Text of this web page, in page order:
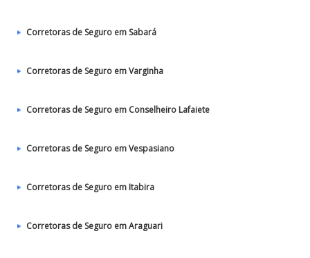
Corretoras de Seguro em Sabará
Corretoras de Seguro em Varginha
Corretoras de Seguro em Conselheiro Lafaiete
Corretoras de Seguro em Vespasiano
Corretoras de Seguro em Itabira
Corretoras de Seguro em Araguari